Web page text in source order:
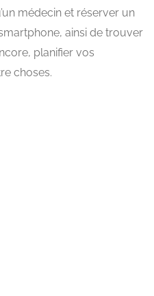
médecin et réserver un
ainsi de trouver
planifier vos
choses.